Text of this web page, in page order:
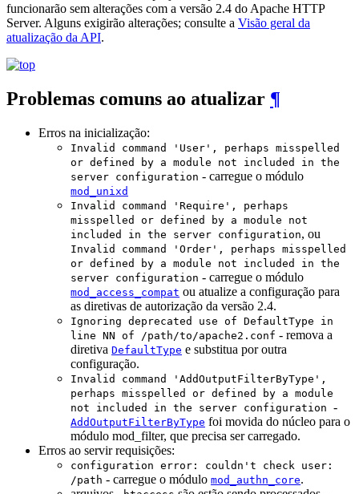
funcionarão sem alterações com a versão 2.4 do Apache HTTP
Server. Alguns exigirão alterações; consulte a Visão geral da
atualização da API.
Problemas comuns ao atualizar ¶
Erros na inicialização:
Invalid command 'User', perhaps misspelled
or defined by a module not included in the
server configuration - carregue o módulo
mod_unixd
Invalid command 'Require', perhaps
misspelled or defined by a module not
included in the server configuration, ou
Invalid command 'Order', perhaps misspelled
or defined by a module not included in the
server configuration - carregue o módulo
mod_access_compat ou atualize a configuração para
as diretivas de autorização da versão 2.4.
Ignoring deprecated use of DefaultType in
line NN of /path/to/apache2.conf - remova a
diretiva DefaultType e substitua por outra
configuração.
Invalid command 'AddOutputFilterByType',
perhaps misspelled or defined by a module
not included in the server configuration -
AddOutputFilterByType foi movida do núcleo para o
módulo mod_filter, que precisa ser carregado.
Erros ao servir requisições:
configuration error: couldn't check user:
/path - carregue o módulo mod_authn_core.